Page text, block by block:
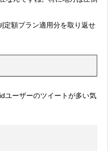
定額プラン適用分を取り返せ
ユーザーのツイートが多い気